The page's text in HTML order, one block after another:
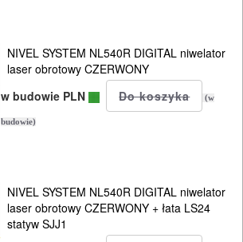
NIVEL SYSTEM NL540R DIGITAL niwelator
laser obrotowy CZERWONY
w budowie PLN
(w
budowie)
NIVEL SYSTEM NL540R DIGITAL niwelator
laser obrotowy CZERWONY + łata LS24
statyw SJJ1